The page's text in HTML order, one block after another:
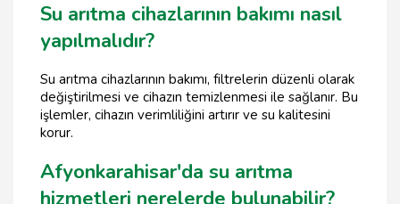
Su arıtma cihazlarının bakımı nasıl
yapılmalıdır?
Su arıtma cihazlarının bakımı, filtrelerin düzenli olarak
değiştirilmesi ve cihazın temizlenmesi ile sağlanır. Bu
işlemler, cihazın verimliliğini artırır ve su kalitesini
korur.
Afyonkarahisar'da su arıtma
hizmetleri nerelerde bulunabilir?